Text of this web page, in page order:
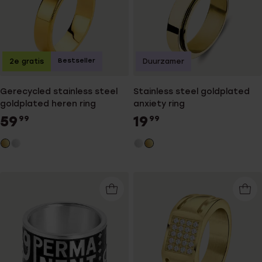
Gerecycled stainless steel
goldplated heren ring
59 99
2e gratis Bestseller
Stainless steel goldplated
anxiety ring
19 99
Duurzamer